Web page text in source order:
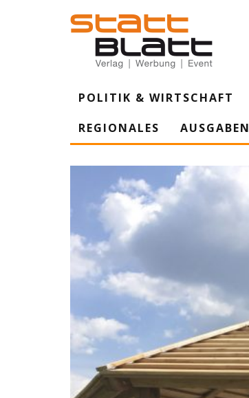
POLITIK & WIRTSCHAFT
REGIONALES
AUSGABEN